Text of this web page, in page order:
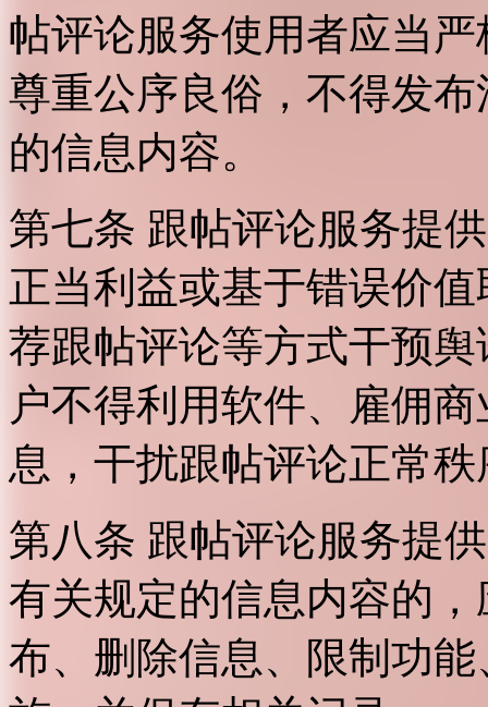
帖评论服务使用者应当
尊重公序良俗，不得发
的信息内容。
第七条 跟帖评论服务提
正当利益或基于错误价
荐跟帖评论等方式干预
户不得利用软件、雇佣
息，干扰跟帖评论正常
第八条 跟帖评论服务提
有关规定的信息内容的
布、删除信息、限制功